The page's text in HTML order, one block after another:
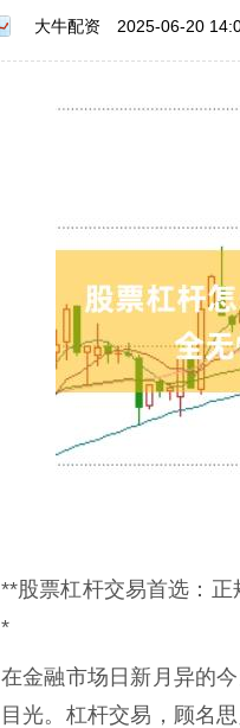
大牛配资 2025-06-20
**股票杠杆交易首选：
*
在金融市场日新月异的
目光。杠杆交易，顾名